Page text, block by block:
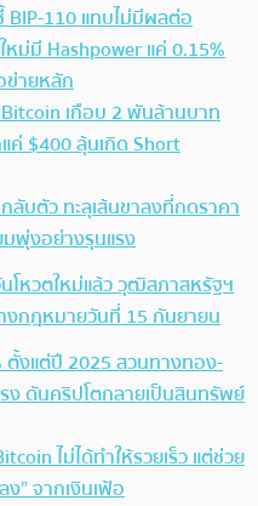
BIP-110 แทบไม่มีผลต่อ
หม่มี Hashpower แค่ 0.15%
ข่ายหลัก
เกือบ 2 พันล้านบาท
$400 ลุ้นเกิด Short
บตัว ทะลุเส้นขาลงที่กดราคา
มพุ่งอย่างรุนแรง
นโหวตใหม่แล้ว วุฒิสภาสหรัฐฯ
งกฎหมายวันที่ 15 กันยายน
ตั้งแต่ปี 2025 สวนทางทอง-
ง ดันคริปโตกลายเป็นสินทรัพย์
ไม่ได้ทำให้รวยเร็ว แต่ช่วย
” จากเงินเฟ้อ